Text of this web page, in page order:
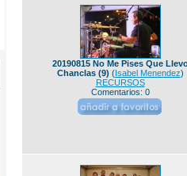
20190815 No Me Pises Que
Chanclas (9) (Isabel Menendez)
RECURSOS
Comentarios: 0